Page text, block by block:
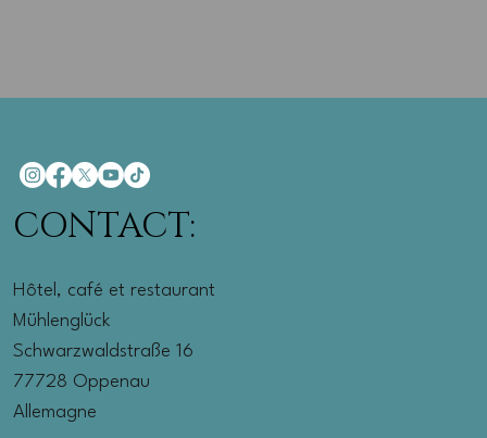
CONTACT:
Hôtel, café et restaurant
Mühlenglück
Schwarzwaldstraße 16
77728 Oppenau
Allemagne